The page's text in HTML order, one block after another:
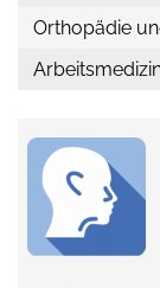
Orthopädie